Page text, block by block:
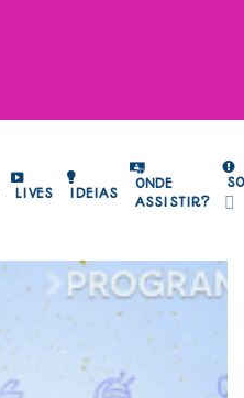
LIVES IDEIAS
ONDE
ASSISTIR?